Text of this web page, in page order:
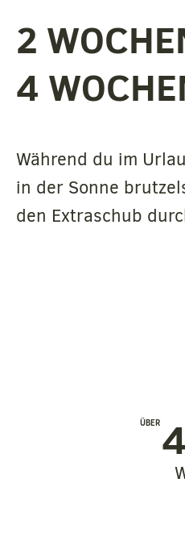
2
4
Während du im
in der Sonne
den Extraschub
ÜBER